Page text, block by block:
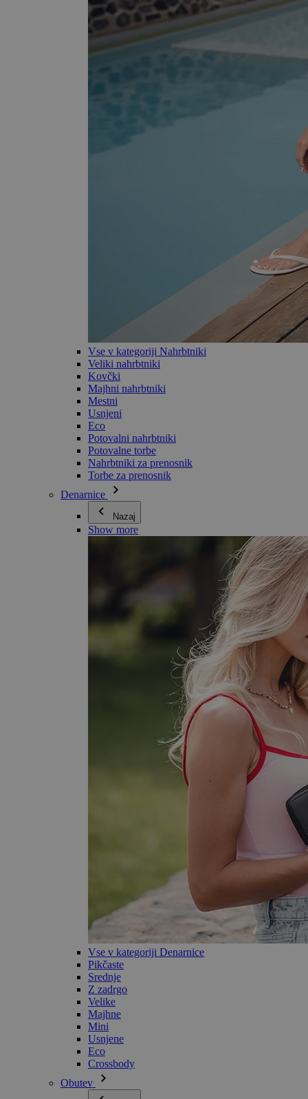
Vse v kategoriji Nahrbtniki
Veliki nahrbtniki
Kovčki
Majhni nahrbtniki
Mestni
Usnjeni
Eco
Potovalni nahrbtniki
Potovalne torbe
Nahrbtniki za prenosnik
Torbe za prenosnik
Denarnice
Nazaj
Show more
Vse v kategoriji Denarnice
Pikčaste
Srednje
Z zadrgo
Velike
Majhne
Mini
Usnjene
Eco
Crossbody
Obutev